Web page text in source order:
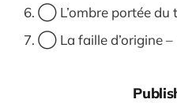
◯ L’ombre portée du
◯ La faille d’origine –